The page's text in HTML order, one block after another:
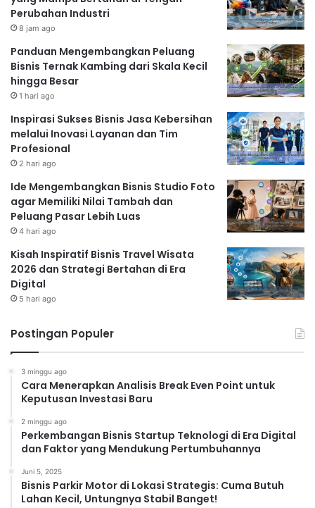
Perubahan Industri
8 jam ago
Panduan Mengembangkan Peluang
Bisnis Ternak Kambing dari Skala Kecil
hingga Besar
1 hari ago
Inspirasi Sukses Bisnis Jasa Kebersihan
melalui Inovasi Layanan dan Tim
Profesional
2 hari ago
Ide Mengembangkan Bisnis Studio Foto
agar Memiliki Nilai Tambah dan
Peluang Pasar Lebih Luas
4 hari ago
Kisah Inspiratif Bisnis Travel Wisata
2026 dan Strategi Bertahan di Era
Digital
5 hari ago
Postingan Populer
3 minggu ago
Cara Menerapkan Analisis Break Even Point untuk
Keputusan Investasi Baru
2 minggu ago
Perkembangan Bisnis Startup Teknologi di Era Digital
dan Faktor yang Mendukung Pertumbuhannya
Juni 5, 2025
Bisnis Parkir Motor di Lokasi Strategis: Cuma Butuh
Lahan Kecil, Untungnya Stabil Banget!